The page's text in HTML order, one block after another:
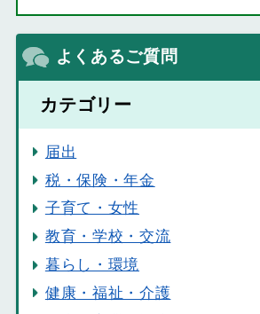
よくあるご質問
カテゴリー
届出
税・保険・年金
子育て・女性
教育・学校・交流
暮らし・環境
健康・福祉・介護